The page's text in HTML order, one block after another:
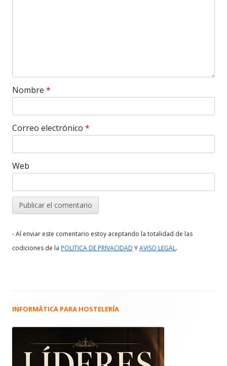
Nombre *
Correo electrónico *
Web
- Al enviar este comentario estoy aceptando la totalidad de las
codiciones de la POLITICA DE PRIVACIDAD YAVISO LEGAL.
Barra
principal
INFORMÁTICA PARA HOSTELERÍA